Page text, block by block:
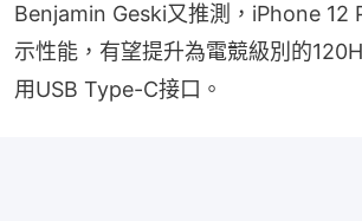
Benjamin Geski又推測，iPhone 12
示性能，有望提升為電競級別的
用USB Type-C接口。